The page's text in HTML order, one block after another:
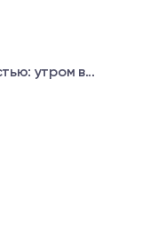
утром в...